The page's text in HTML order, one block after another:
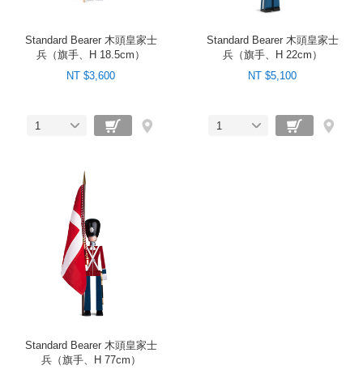
Standard Bearer 木頭皇家士
兵（旗手、H 18.5cm）
NT $3,600
1
Standard Bearer 木頭皇家士
兵（旗手、H 22cm）
NT $5,100
1
Standard Bearer 木頭皇家士
兵（旗手、H 77cm）